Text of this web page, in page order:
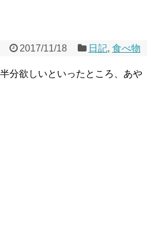
2017/11/18 日記, 食べ物
分欲しいといったところ、あや